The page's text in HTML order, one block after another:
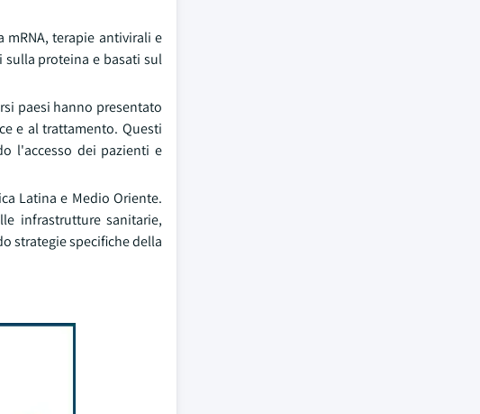
terapie antivirali e
proteina e basati sul
paesi hanno presentato
e al trattamento. Questi
l'accesso dei pazienti e
Latina e Medio Oriente.
infrastrutture sanitarie,
strategie specifiche della